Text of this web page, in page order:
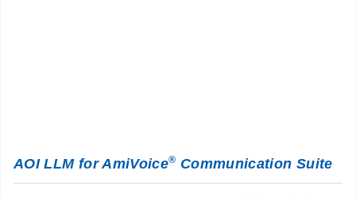
AOI LLM for AmiVoice® Communication Suite